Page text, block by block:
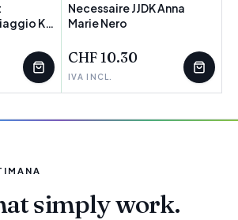
Kit
POCHI PEZZI
Necessaire JJDK Anna
Marie Nero
CHF 10.30
IVA INCL.
simply work.